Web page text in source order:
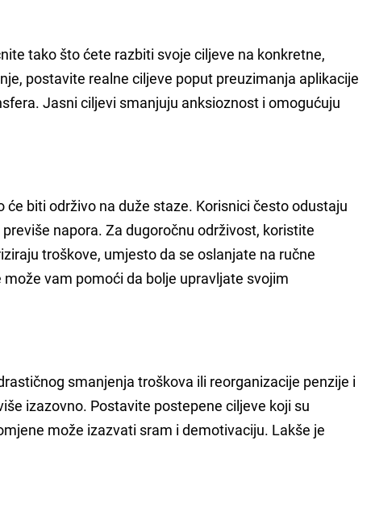
tako što ćete razbiti svoje ciljeve na konkretne,
postavite realne ciljeve poput preuzimanja aplikacije
Jasni ciljevi smanjuju anksioznost i omogućuju
biti održivo na duže staze. Korisnici često odustaju
napora. Za dugoročnu održivost, koristite
troškove, umjesto da se oslanjate na ručne
vam pomoći da bolje upravljate svojim
smanjenja troškova ili reorganizacije penzije i
izazovno. Postavite postepene ciljeve koji su
može izazvati sram i demotivaciju. Lakše je